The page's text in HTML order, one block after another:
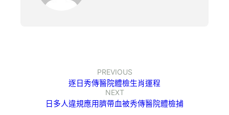
PREVIOUS
逐日秀傳醫院體檢生肖運程
NEXT
日多人違規應用臍帶血被秀傳醫院體檢捕